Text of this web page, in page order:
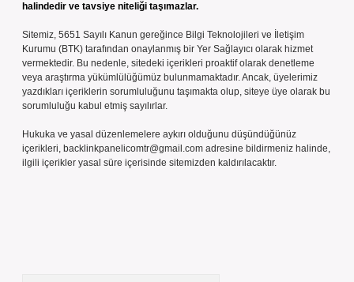
halindedir ve tavsiye niteliği taşımazlar.
Sitemiz, 5651 Sayılı Kanun gereğince Bilgi Teknolojileri ve İletişim
Kurumu (BTK) tarafından onaylanmış bir Yer Sağlayıcı olarak hizmet
vermektedir. Bu nedenle, sitedeki içerikleri proaktif olarak denetleme
veya araştırma yükümlülüğümüz bulunmamaktadır. Ancak, üyelerimiz
yazdıkları içeriklerin sorumluluğunu taşımakta olup, siteye üye olarak bu
sorumluluğu kabul etmiş sayılırlar.
Hukuka ve yasal düzenlemelere aykırı olduğunu düşündüğünüz
içerikleri, backlinkpanelicomtr@gmail.com adresine bildirmeniz halinde,
ilgili içerikler yasal süre içerisinde sitemizden kaldırılacaktır.